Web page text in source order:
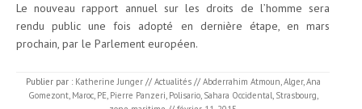
Le nouveau rapport annuel sur les droits de l’homme sera
rendu public une fois adopté en dernière étape, en mars
prochain, par le Parlement européen.
Publier par : Katherine Junger // Actualités // Abderrahim Atmoun,Alger,Ana
Gomezont, Maroc, PE, Pierre Panzeri, Polisario, Sahara Occidental, Strasbourg,